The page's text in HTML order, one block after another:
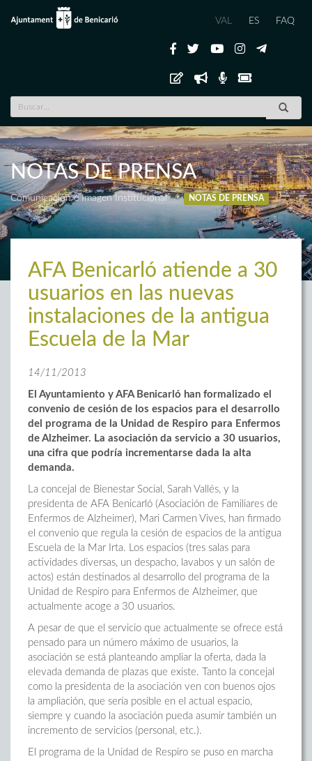
VAL ES FAQ
NOTAS DE PRENSA
Comunicación e Imagen Institucional NOTAS DE PRENSA
AFA Benicarló atiende a 30
usuarios en las nuevas
instalaciones de la antigua
Escuela de la Mar
14/11/2013
El Ayuntamiento y AFA Benicarló han formalizado el
convenio de cesión de los espacios para el desarrollo
del programa de la Unidad de Respiro para Enfermos
de Alzheimer. La asociación da servicio a 30 usuarios,
una cifra que podría incrementarse dada la alta
demanda.
La concejal de Bienestar Social, Sarah Vallés, y la
presidenta de AFA Benicarló (Asociación de Familiares de
Enfermos de Alzheimer), Mari Carmen Vives, han firmado
el convenio que regula la cesión de espacios de la antigua
Escuela de la Mar Irta. Los espacios (tres salas para
actividades diversas, un despacho, lavabos y un salón de
actos) están destinados al desarrollo del programa de la
Unidad de Respiro para Enfermos de Alzheimer, que
actualmente acoge a 30 usuarios.
A pesar de que el servicio que actualmente se ofrece está
pensado para un número máximo de usuarios, la
asociación se está planteando ampliar la oferta, dada la
elevada demanda de plazas que existe. Tanto la concejal
como la presidenta de la asociación ven con buenos ojos
la ampliación, que sería posible en el actual espacio,
siempre y cuando la asociación pueda asumir también un
incremento de servicios (personal, etc.).
El programa de la Unidad de Respiro se puso en marcha